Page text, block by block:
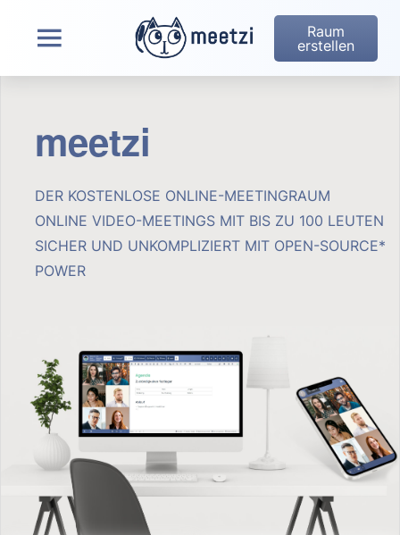
Raum
erstellen
meetzi
DER KOSTENLOSE ONLINE-MEETINGRAUM
ONLINE VIDEO-MEETINGS MIT BIS ZU 100 LEUTEN
SICHER UND UNKOMPLIZIERT MIT OPEN-SOURCE*
POWER